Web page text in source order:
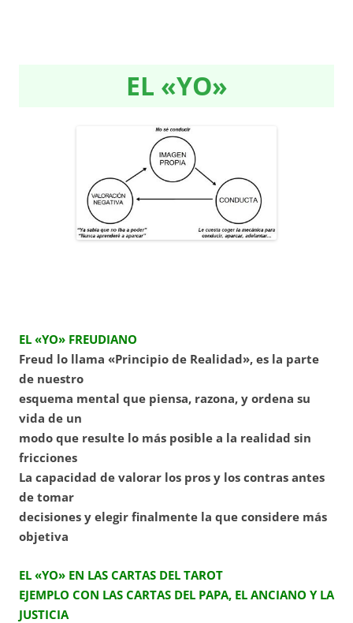
EL «YO»
EL «YO» FREUDIANO
Freud lo llama «Principio de Realidad», es la parte
de nuestro
esquema mental que piensa, razona, y ordena su
vida de un
modo que resulte lo más posible a la realidad sin
fricciones
La capacidad de valorar los pros y los contras antes
de tomar
decisiones y elegir finalmente la que considere más
objetiva
EL «YO» EN LAS CARTAS DEL TAROT
EJEMPLO CON LAS CARTAS DEL PAPA, EL ANCIANO Y LA
JUSTICIA